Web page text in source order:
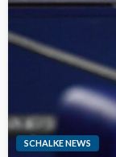
SCHALKE NEWS